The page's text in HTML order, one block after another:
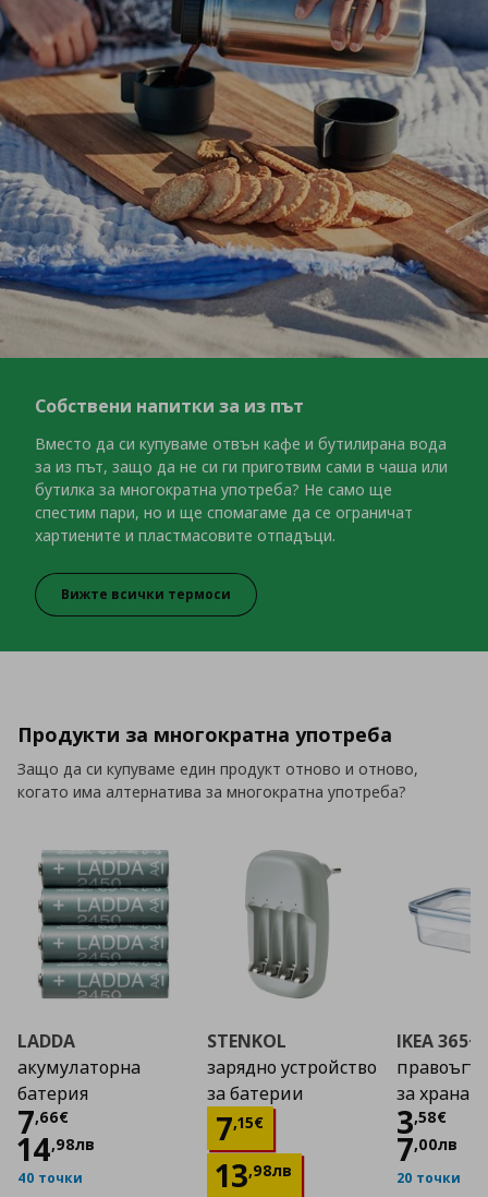
Собствени напитки за из път
Вместо да си купуваме отвън кафе и бутилирана вода
за из път, защо да не си ги приготвим сами в чаша или
бутилка за многократна употреба? Не само ще
спестим пари, но и ще спомагаме да се ограничат
хартиените и пластмасовите отпадъци.
Собствени напитки за из път
Вижте всички термоси
Продукти за многократна употреба
Защо да си купуваме един продукт отново и отново,
когато има алтернатива за многократна употреба?
LADDA
акумулаторна
батерия
7,66€
Цена
14,98лв
40 точки
STENKOL
зарядно устройство
за батерии
7,15€
Цена
13,98лв
IKEA 365+
за храна
3,58€
Цена
7,00лв
20 точки